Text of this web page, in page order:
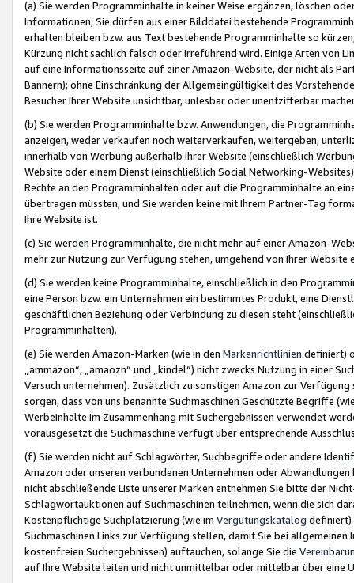
(a) Sie werden Programminhalte in keiner Weise ergänzen, löschen
Informationen; Sie dürfen aus einer Bilddatei bestehende
erhalten bleiben bzw. aus Text bestehende Programminhalte so
Kürzung nicht sachlich falsch oder irreführend wird. Einige Arten von
auf eine Informationsseite auf einer Amazon-Website, der nicht als
Bannern); ohne Einschränkung der Allgemeingültigkeit des
Besucher Ihrer Website unsichtbar, unlesbar oder unentzifferbar
(b) Sie werden Programminhalte bzw. Anwendungen, die
anzeigen, weder verkaufen noch weiterverkaufen, weitergeben,
innerhalb von Werbung außerhalb Ihrer Website (einschließlich
Website oder einem Dienst (einschließlich Social Networking-
Rechte an den Programminhalten oder auf die Programminhalte an
übertragen müssten, und Sie werden keine mit Ihrem Partner-Tag
Ihre Website ist.
(c) Sie werden Programminhalte, die nicht mehr auf einer Amazon-
mehr zur Nutzung zur Verfügung stehen, umgehend von Ihrer
(d) Sie werden keine Programminhalte, einschließlich in den
eine Person bzw. ein Unternehmen ein bestimmtes Produkt, eine
geschäftlichen Beziehung oder Verbindung zu diesen steht
Programminhalten).
(e) Sie werden Amazon-Marken (wie in den Markenrichtlinien definiert)
„ammazon“, „amaozn“ und „kindel“) nicht zwecks Nutzung in einer
Versuch unternehmen). Zusätzlich zu sonstigen Amazon zur
sorgen, dass von uns benannte Suchmaschinen Geschützte Begriffe
Werbeinhalte im Zusammenhang mit Suchergebnissen verwendet
vorausgesetzt die Suchmaschine verfügt über entsprechende
(f) Sie werden nicht auf Schlagwörter, Suchbegriffe oder andere
Amazon oder unseren verbundenen Unternehmen oder
nicht abschließende Liste unserer Marken entnehmen Sie bitte der
Schlagwortauktionen auf Suchmaschinen teilnehmen, wenn die sich
Kostenpflichtige Suchplatzierung (wie im Vergütungskatalog definiert)
Suchmaschinen Links zur Verfügung stellen, damit Sie bei
kostenfreien Suchergebnissen) auftauchen, solange Sie die
auf Ihre Website leiten und nicht unmittelbar oder mittelbar über eine